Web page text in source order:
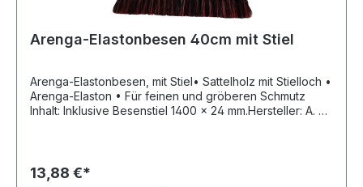
Arenga-Elastonbesen 40cm mit Stiel
Arenga-Elastonbesen, mit Stiel• Sattelholz mit Stielloch •
Arenga-Elaston • Für feinen und gröberen Schmutz
Inhalt: Inklusive Besenstiel 1400 x 24 mm.Hersteller: A. &
13,88 €*